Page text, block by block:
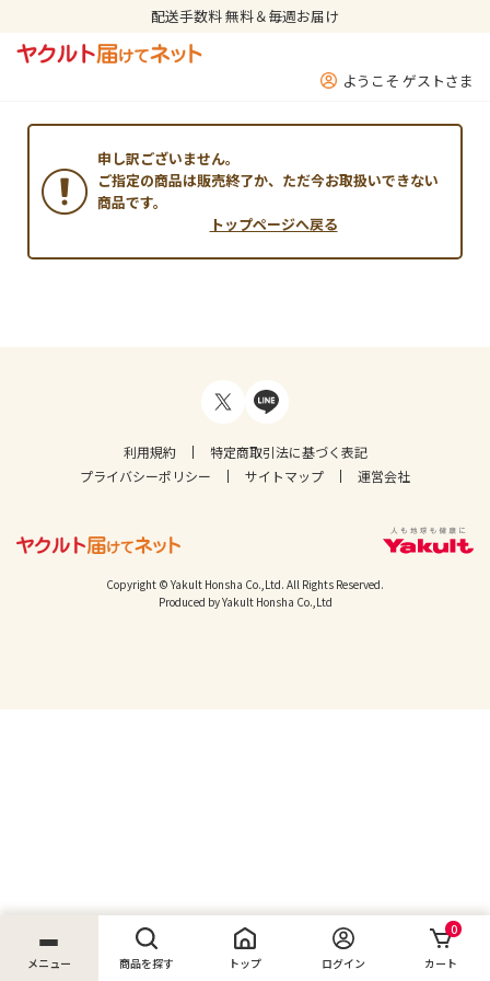
配送手数料 無料＆毎週お届け
ようこそ ゲストさま
メニュー 商品を探す トップ ログイン
0
カート
申し訳ございません。
ご指定の商品は販売終了か、ただ今お取扱いできない
商品です。
トップページへ戻る
利用規約
特定商取引法に基づく表記
プライバシーポリシー
サイトマップ 運営会社
Copyright © Yakult Honsha Co.,Ltd. All Rights Reserved.
Produced by Yakult Honsha Co.,Ltd